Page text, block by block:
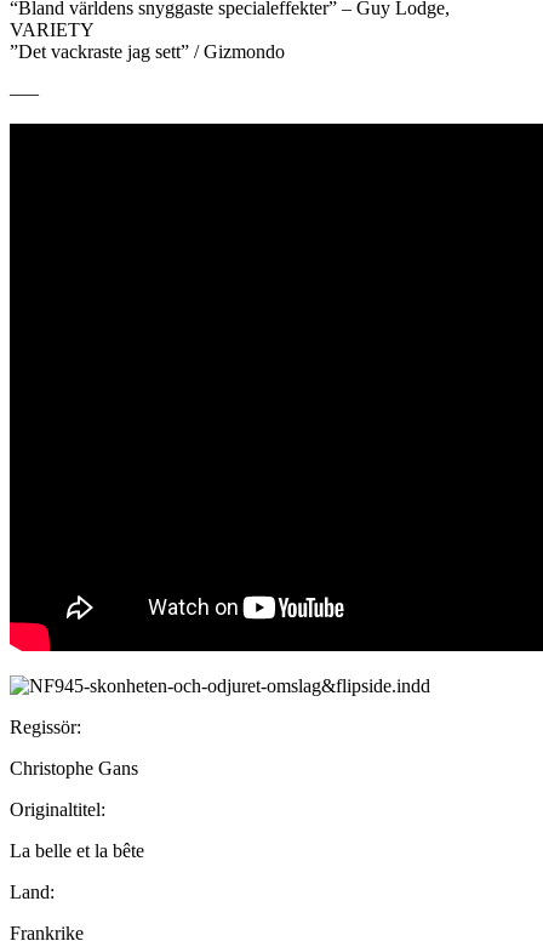
“Bland världens snyggaste specialeffekter” – Guy Lodge,
VARIETY
”Det vackraste jag sett” / Gizmondo
—–
Regissör:
Christophe Gans
Originaltitel:
La belle et la bête
Land:
Frankrike